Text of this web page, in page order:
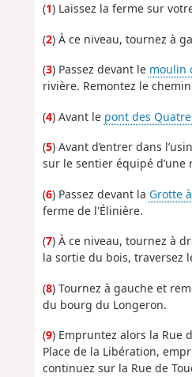
(1) Laissez la ferme sur
(2) À ce niveau, tournez à
(3) Passez devant le moulin
rivière. Remontez le
(4) Avant le pont des
(5) Avant d’entrer dans
sur le sentier équipé
(6) Passez devant la Grotte
ferme de l'Élinière.
(7) À ce niveau, tournez à
la sortie du bois, traversez
(8) Tournez à gauche et
du bourg du Longeron.
(9) Empruntez alors la Rue
Place de la Libération,
continuez sur la Rue de